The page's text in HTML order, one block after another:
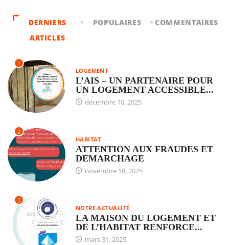
DERNIERS
ARTICLES
POPULAIRES COMMENTAIRES
1
LOGEMENT
L’AIS – UN PARTENAIRE POUR
UN LOGEMENT ACCESSIBLE...
décembre 10, 2025
2
HABITAT
ATTENTION AUX FRAUDES ET
DEMARCHAGE
novembre 18, 2025
3
NOTRE ACTUALITÉ
LA MAISON DU LOGEMENT ET
DE L’HABITAT RENFORCE...
mars 31, 2025